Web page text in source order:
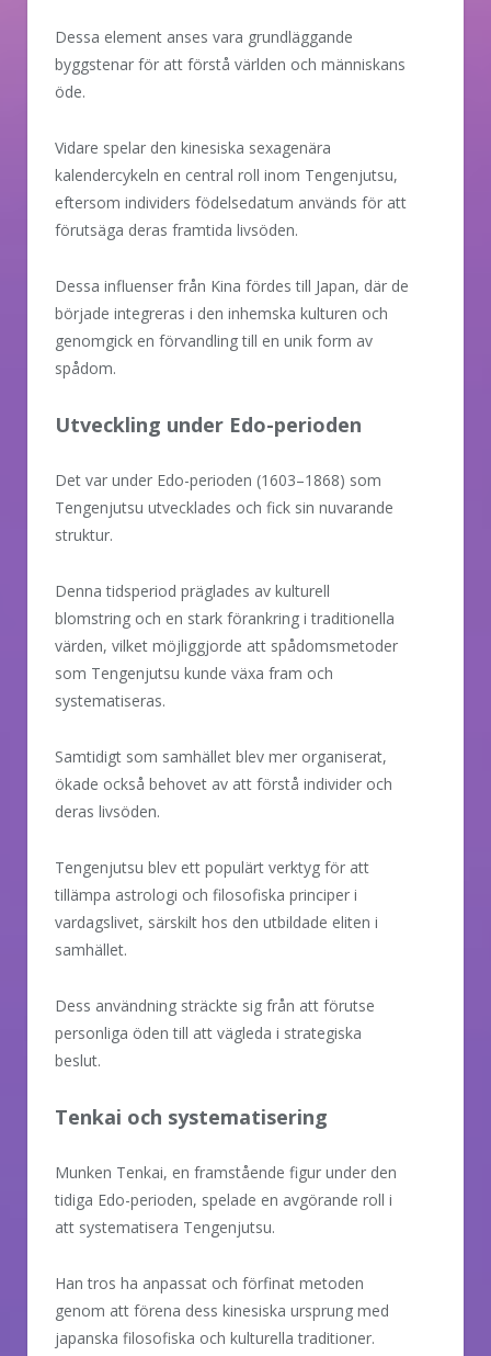
Dessa element anses vara grundläggande
byggstenar för att förstå världen och människans
öde.
Vidare spelar den kinesiska sexagenära
kalendercykeln en central roll inom Tengenjutsu,
eftersom individers födelsedatum används för att
förutsäga deras framtida livsöden.
Dessa influenser från Kina fördes till Japan, där de
började integreras i den inhemska kulturen och
genomgick en förvandling till en unik form av
spådom.
Utveckling under Edo-perioden
Det var under Edo-perioden (1603–1868) som
Tengenjutsu utvecklades och fick sin nuvarande
struktur.
Denna tidsperiod präglades av kulturell
blomstring och en stark förankring i traditionella
värden, vilket möjliggjorde att spådomsmetoder
som Tengenjutsu kunde växa fram och
systematiseras.
Samtidigt som samhället blev mer organiserat,
ökade också behovet av att förstå individer och
deras livsöden.
Tengenjutsu blev ett populärt verktyg för att
tillämpa astrologi och filosofiska principer i
vardagslivet, särskilt hos den utbildade eliten i
samhället.
Dess användning sträckte sig från att förutse
personliga öden till att vägleda i strategiska
beslut.
Tenkai och systematisering
Munken Tenkai, en framstående figur under den
tidiga Edo-perioden, spelade en avgörande roll i
att systematisera Tengenjutsu.
Han tros ha anpassat och förfinat metoden
genom att förena dess kinesiska ursprung med
japanska filosofiska och kulturella traditioner.